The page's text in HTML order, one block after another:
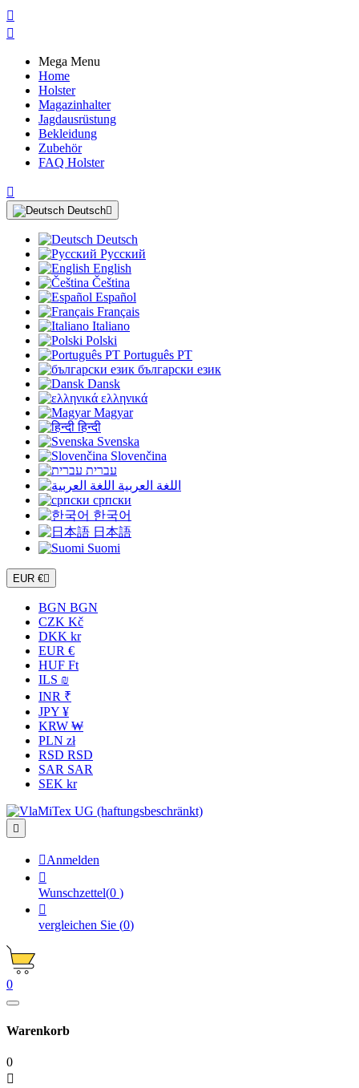


Mega Menu
Home
Holster
Magazinhalter
Jagdausrüstung
Bekleidung
Zubehör
FAQ Holster

Deutsch
Deutsch
Русский
English
Čeština
Español
Français
Italiano
Polski
Português PT
български език
Dansk
ελληνικά
Magyar
हिन्दी
Svenska
Slovenčina
עברית
اللغة العربية
српски
한국어
日本語
Suomi
EUR €
BGN BGN
CZK Kč
DKK kr
EUR €
HUF Ft
ILS ₪
INR ₹
JPY ¥
KRW ₩
PLN zł
RSD RSD
SAR SAR
SEK kr

Anmelden

Wunschzettel(0 )

vergleichen Sie (0)
0
Warenkorb
0
